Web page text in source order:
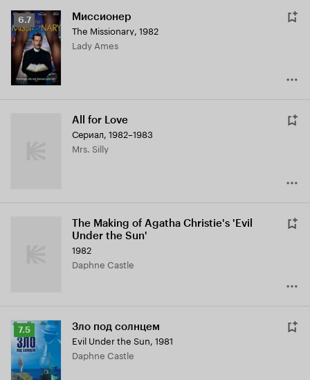
Рейтинг
Кинопоиска
6.7
6.7 Миссионер
The Missionary, 1982
Lady Ames
All for Love
Сериал, 1982–1983
Mrs. Silly
The Making of Agatha Christie's 'Evil
Under the Sun'
1982
Daphne Castle
Рейтинг
Кинопоиска
7.5
7.5 Зло под солнцем
Evil Under the Sun, 1981
Daphne Castle